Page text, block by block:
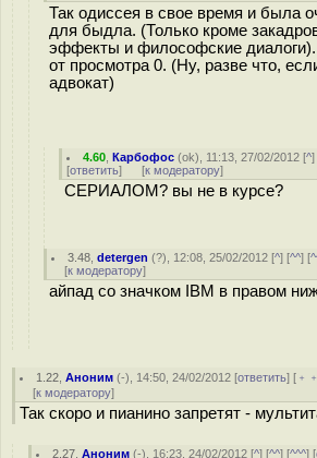
Так одиссея в свое время и была
для быдла. (Только кроме
эффекты и философские
от просмотра 0. (Ну, разве что,
адвокат)
4.60 ,Карбофос (ok), 11:13, 27/02/2012 [^]
[ответить] [к модератору]
СЕРИАЛОМ? вы не в курсе?
3.48 ,detergen (?), 12:08, 25/02/2012 [^] [^^] [
[к модератору]
айпад со значком IBM в правом
1.22 ,Аноним (-), 14:50, 24/02/2012 [ответить] [
[к модератору]
Так скоро и пианино запретят -
2.27 ,Аноним (-), 16:23, 24/02/2012 [^] [^^] [^^^] [